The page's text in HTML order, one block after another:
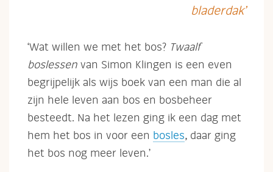
bladerdak’
‘Wat willen we met het bos? Twaalf
boslessen van Simon Klingen is een even
begrijpelijk als wijs boek van een man die al
zijn hele leven aan bos en bosbeheer
besteedt. Na het lezen ging ik een dag met
hem het bos in voor een bosles, daar ging
het bos nog meer leven.’